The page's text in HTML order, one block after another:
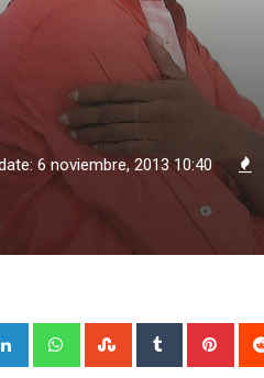
6 noviembre, 2013 10:40
LinkedIn WhatsappStumbleUpon
Tumblr